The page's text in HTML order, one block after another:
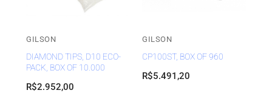
GILSON
DIAMOND TIPS, D10 ECO-
PACK, BOX OF 10.000
R$2.952,00
GILSON
CP100ST, BOX OF 960
R$5.491,20